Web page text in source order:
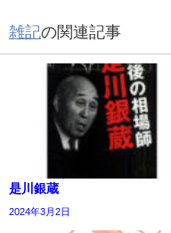
雑記の関連記事
是川銀蔵
2024年3月2日